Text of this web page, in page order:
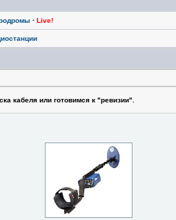
· Live!
кабеля или готовимся к "ревизии".